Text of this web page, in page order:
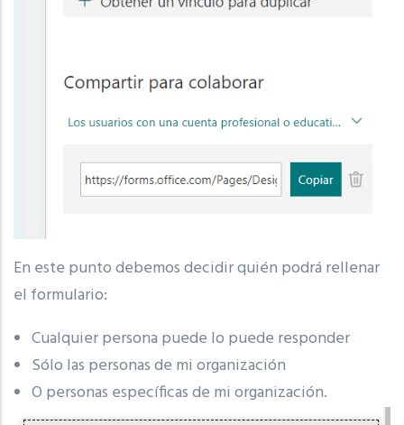
En este punto debemos decidir quién podrá rellenar
el formulario:
Cualquier persona puede lo puede responder
Sólo las personas de mi organización
O personas específicas de mi organización.